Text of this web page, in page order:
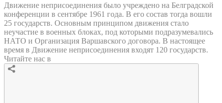
Движение неприсоединения было учреждено на Белградской
конференции в сентябре 1961 года. В его состав тогда вошли
25 государств. Основным принципом движения стало
неучастие в военных блоках, под которыми подразумевались
НАТО и Организация Варшавского договора. В настоящее
время в Движение неприсоединения входят 120 государств.
Читайте нас в